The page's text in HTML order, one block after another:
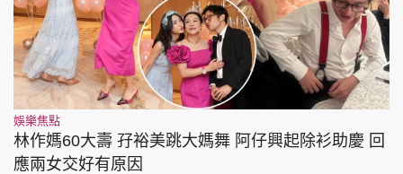
娛樂焦點
林作媽60大壽 孖裕美跳大媽舞 阿仔興起除衫助慶 回
應兩女交好有原因